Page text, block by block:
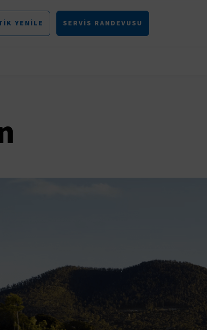
YENILE SERVIS RANDEVUSU